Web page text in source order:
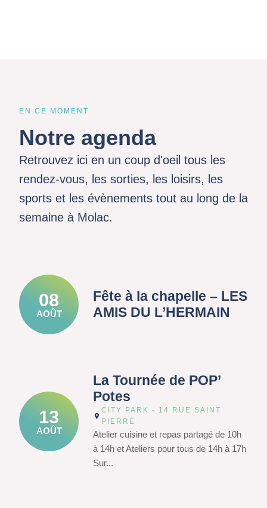
EN CE MOMENT
Notre agenda
Retrouvez ici en un coup d'oeil tous les
rendez-vous, les sorties, les loisirs, les
sports et les évènements tout au long de la
semaine à Molac.
08
AOÛT
Fête à la chapelle – LES
AMIS DU L’HERMAIN
13
AOÛT
La Tournée de POP’
Potes
CITY PARK - 14 RUE SAINT
PIERRE
Atelier cuisine et repas partagé de 10h
à 14h et Ateliers pour tous de 14h à 17h
Sur...